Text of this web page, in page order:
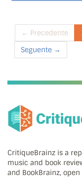
← Precedente
Seguente →
CritiqueBrainz is a
music and book
and BookBrainz,